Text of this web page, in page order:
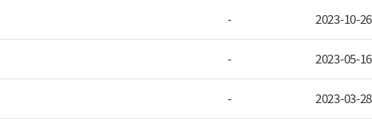
- 2023-10-26
- 2023-05-16
- 2023-03-28